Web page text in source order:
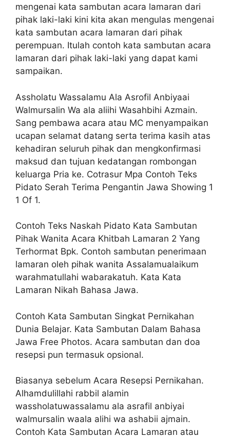
mengenai kata sambutan acara lamaran dari
pihak laki-laki kini kita akan mengulas mengenai
kata sambutan acara lamaran dari pihak
perempuan. Itulah contoh kata sambutan acara
lamaran dari pihak laki-laki yang dapat kami
sampaikan.
Assholatu Wassalamu Ala Asrofil Anbiyaai
Walmursalin Wa ala aliihi Wasahbihi Azmain.
Sang pembawa acara atau MC menyampaikan
ucapan selamat datang serta terima kasih atas
kehadiran seluruh pihak dan mengkonfirmasi
maksud dan tujuan kedatangan rombongan
keluarga Pria ke. Cotrasur Mpa Contoh Teks
Pidato Serah Terima Pengantin Jawa Showing 1
1 Of 1.
Contoh Teks Naskah Pidato Kata Sambutan
Pihak Wanita Acara Khitbah Lamaran 2 Yang
Terhormat Bpk. Contoh sambutan penerimaan
lamaran oleh pihak wanita Assalamualaikum
warahmatullahi wabarakatuh. Kata Kata
Lamaran Nikah Bahasa Jawa.
Contoh Kata Sambutan Singkat Pernikahan
Dunia Belajar. Kata Sambutan Dalam Bahasa
Jawa Free Photos. Acara sambutan dan doa
resepsi pun termasuk opsional.
Biasanya sebelum Acara Resepsi Pernikahan.
Alhamdulillahi rabbil alamin
wassholatuwassalamu ala asrafil anbiyai
walmursalin waala alihi wa ashabii ajmain.
Contoh Kata Sambutan Acara Lamaran atau